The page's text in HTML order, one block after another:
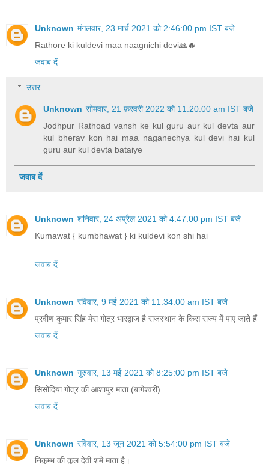
Unknown मंगलवार, 23 मार्च 2021 को 2:46:00 pm IST बजे
Rathore ki kuldevi maa naagnichi devi🙏🔥
जवाब दें
उत्तर
Unknown सोमवार, 21 फ़रवरी 2022 को 11:20:00 am IST बजे
Jodhpur Rathoad vansh ke kul guru aur kul devta aur
kul bherav kon hai maa naganechya kul devi hai kul
guru aur kul devta bataiye
जवाब दें
Unknown शनिवार, 24 अप्रैल 2021 को 4:47:00 pm IST बजे
Kumawat { kumbhawat } ki kuldevi kon shi hai
जवाब दें
Unknown रविवार, 9 मई 2021 को 11:34:00 am IST बजे
प्रवीण कुमार सिंह मेरा गोत्र भारद्वाज है राजस्थान के किस राज्य में पाए जाते हैं
जवाब दें
Unknown गुरुवार, 13 मई 2021 को 8:25:00 pm IST बजे
सिसोदिया गोत्र की आशापुर माता (बागेश्वरी)
जवाब दें
Unknown रविवार, 13 जून 2021 को 5:54:00 pm IST बजे
निकुम्भ की कुल देवी शमे माता है।